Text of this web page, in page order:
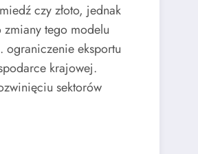
czy złoto, jednak
zmiany tego modelu
ograniczenie eksportu
krajowej.
sektorów